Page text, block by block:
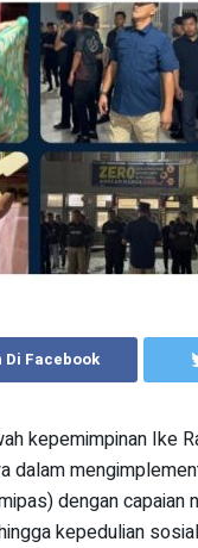
Di Facebook
kepemimpinan Ike
dalam
dengan
kepedulian